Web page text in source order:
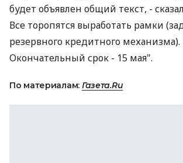
будет объявлен общий текст, -
Все торопятся выработать рамки
резервного кредитного механизма).
Окончательный срок - 15 мая".
По материалам: Газета.Ru